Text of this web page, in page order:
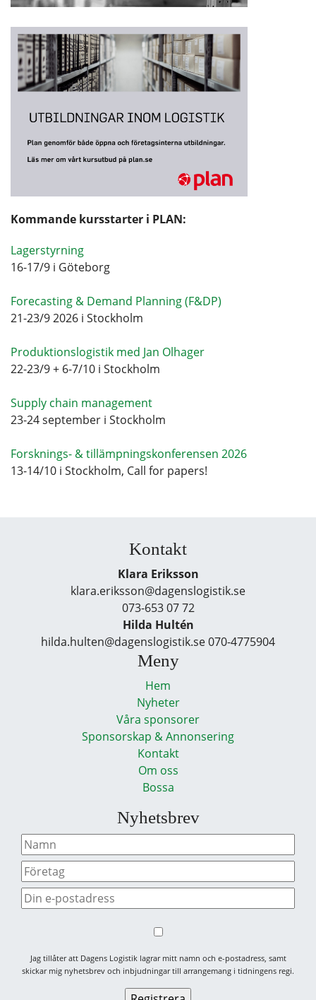
Kommande kursstarter i PLAN:
Lagerstyrning
16-17/9 i Göteborg
Forecasting & Demand Planning (F&DP)
21-23/9 2026 i Stockholm
Produktionslogistik med Jan Olhager
22-23/9 + 6-7/10 i Stockholm
Supply chain management
23-24 september i Stockholm
Forsknings- & tillämpningskonferensen 2026
13-14/10 i Stockholm, Call for papers!
Kontakt
Klara Eriksson
klara.eriksson@dagenslogistik.se
073-653 07 72
Hilda Hultén
hilda.hulten@dagenslogistik.se 070-4775904
Meny
Hem
Nyheter
Våra sponsorer
Sponsorskap & Annonsering
Kontakt
Om oss
Bossa
Nyhetsbrev
Jag tillåter att Dagens Logistik lagrar mitt namn och e-postadress, samt
skickar mig nyhetsbrev och inbjudningar till arrangemang i tidningens regi.